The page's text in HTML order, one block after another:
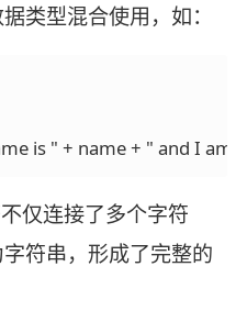
类型混合使用，如：
is " + name + " and I am
仅连接了多个字符
符串，形成了完整的